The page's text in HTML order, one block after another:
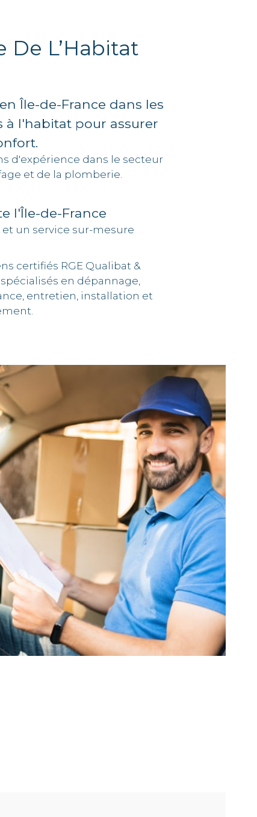
De L’Habitat
Île-de-France dans les
à l'habitat pour assurer
d'expérience dans le secteur
et de la plomberie.
l'Île-de-France
et un service sur-mesure
certifiés RGE Qualibat &
en dépannage,
entretien, installation et